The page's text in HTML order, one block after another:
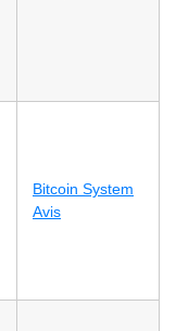
Bitcoin System
Avis